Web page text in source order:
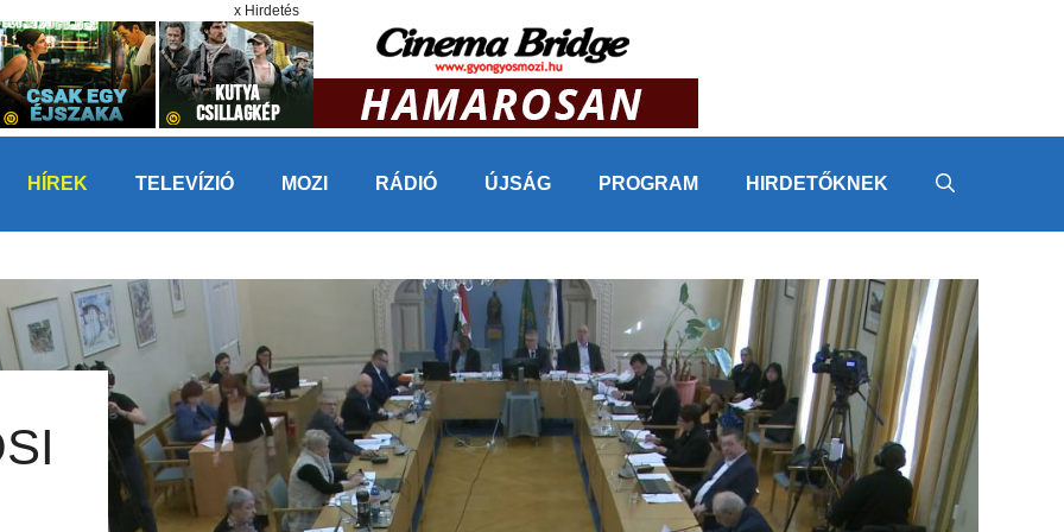
x Hirdetés
HÍREK TELEVÍZIÓ MOZI RÁDIÓ ÚJSÁG PROGRAM HIRDETŐKNEK